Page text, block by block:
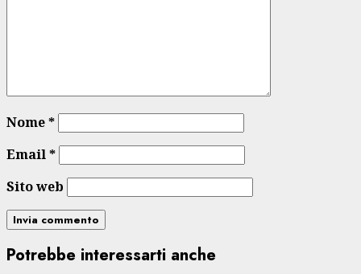
Nome*
Email*
Sito web
Potrebbe interessarti anche